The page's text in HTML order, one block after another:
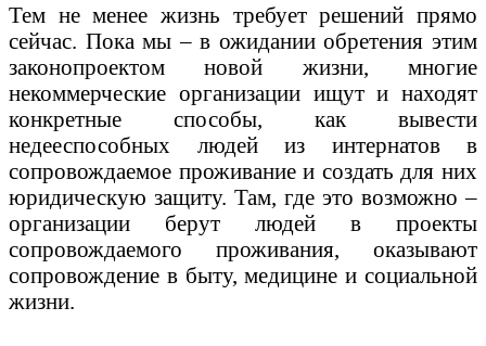
Тем не менее жизнь требует решений прямо
сейчас. Пока мы – в ожидании обретения этим
законопроектом новой жизни, многие
некоммерческие организации ищут и находят
конкретные способы, как вывести
недееспособных людей из интернатов в
сопровождаемое проживание и создать для них
юридическую защиту. Там, где это возможно –
организации берут людей в проекты
сопровождаемого проживания, оказывают
сопровождение в быту, медицине и социальной
жизни.